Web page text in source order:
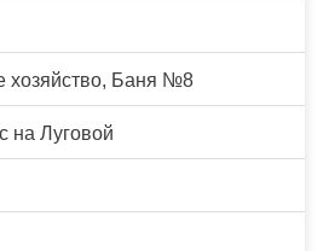
хозяйство, Баня №8
на Луговой